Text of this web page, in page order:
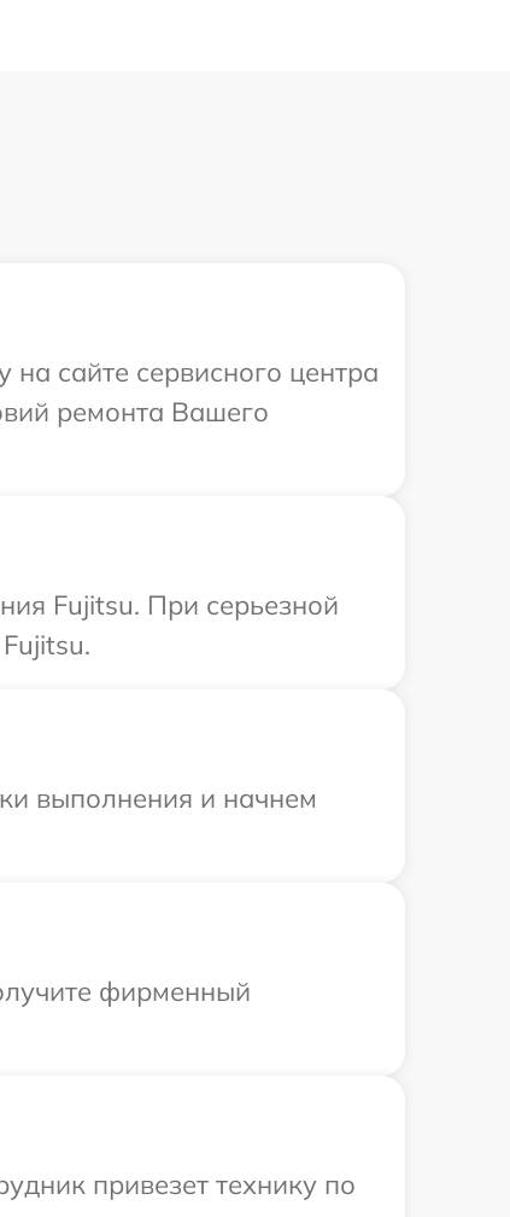
сайте сервисного центра
ремонта Вашего
Fujitsu. При серьезной
выполнения и начнем
фирменный
привезет технику по